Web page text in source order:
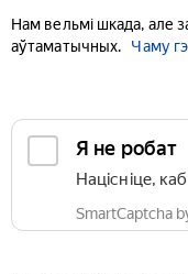
Нам вельмі шкада, але
аўтаматычных.
Чаму
Я не робат
Націсніце,
SmartCaptcha